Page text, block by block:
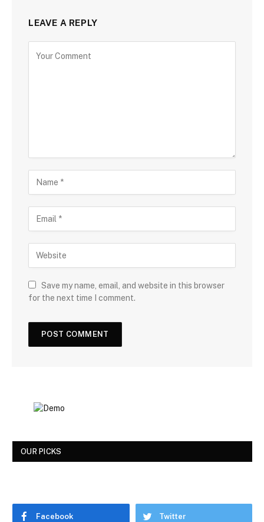
LEAVE A REPLY
Save my name, email, and website in this browser
for the next time I comment.
OUR PICKS
Facebook Twitter